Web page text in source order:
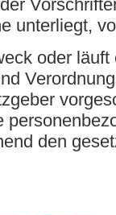
unterliegt,
oder läuft
den